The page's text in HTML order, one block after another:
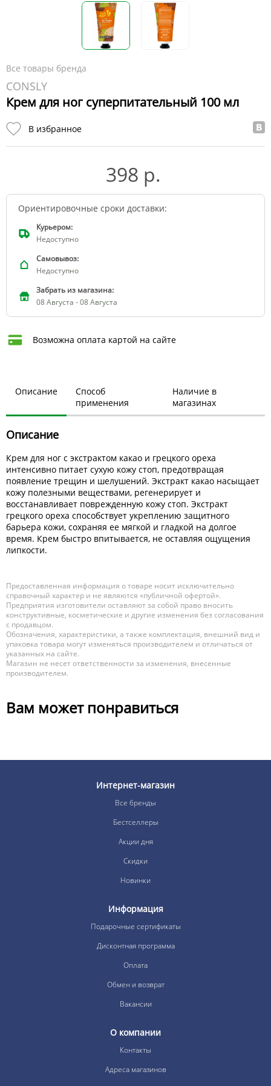
Все товары бренда
CONSLY
Крем для ног суперпитательный 100 мл
В избранное
398 р.
Ориентировочные сроки доставки:
Курьером:
Недоступно
Самовывоз:
Недоступно
Забрать из магазина:
08 Августа - 08 Августа
Возможна оплата картой на сайте
Описание
Способ
применения
Наличие в
магазинах
Описание
Крем для ног с экстрактом какао и грецкого ореха
интенсивно питает сухую кожу стоп, предотвращая
появление трещин и шелушений. Экстракт какао насыщает
кожу полезными веществами, регенерирует и
восстанавливает поврежденную кожу стоп. Экстракт
грецкого ореха способствует укреплению защитного
барьера кожи, сохраняя ее мягкой и гладкой на долгое
время. Крем быстро впитывается, не оставляя ощущения
липкости.
Предоставленная информация о товаре носит исключительно
справочный характер и не являются «публичной офертой».
Предприятия изготовители оставляют за собой право вносить
конструктивные, косметические и другие изменения без согласования
с продавцом.
Обозначения, характеристики, а также комплектация, внешний вид и
упаковка товара могут изменяться производителем и отличаться от
указанных на сайте.
Магазин не несет ответственности за изменения, внесенные
производителем.
Вам может понравиться
Интернет-магазин
Все бренды
Бестселлеры
Акции дня
Скидки
Новинки
Информация
Подарочные сертификаты
Дисконтная программа
Оплата
Обмен и возврат
Вакансии
О компании
Контакты
Адреса магазинов